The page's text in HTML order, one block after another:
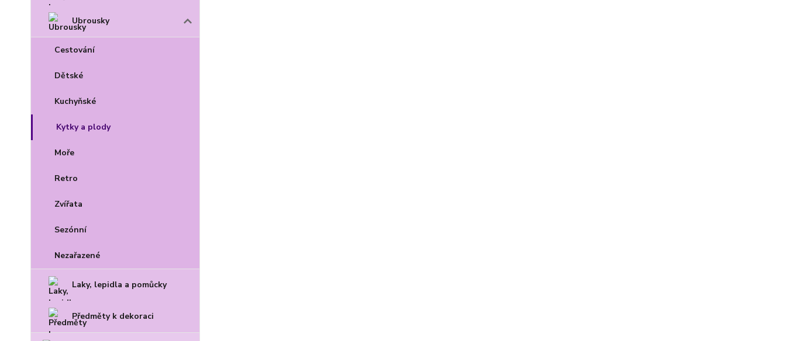
Ubrousky
Cestování
Dětské
Kuchyňské
Kytky a plody
Moře
Retro
Zvířata
Sezónní
Nezařazené
Laky, lepidla a pomůcky
Předměty k dekoraci